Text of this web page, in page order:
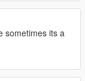
sometimes its a